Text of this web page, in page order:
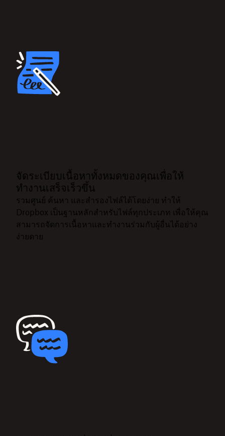
จัดระเบียบเนื้อหาทั้งหมดของคุณเพื่อให้
ทำงานเสร็จเร็วขึ้น
รวมศูนย์ ค้นหา และสำรองไฟล์ได้โดยง่าย ทำให้
Dropbox เป็นฐานหลักสำหรับไฟล์ทุกประเภท เพื่อให้คุณ
สามารถจัดการเนื้อหาและทำงานร่วมกับผู้อื่นได้อย่าง
ง่ายดาย